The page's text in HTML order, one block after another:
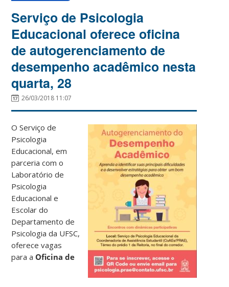
Serviço de Psicologia
Educacional oferece oficina
de autogerenciamento de
desempenho acadêmico nesta
quarta, 28
26/03/2018 11:07
O Serviço de
Psicologia
Educacional, em
parceria com o
Laboratório de
Psicologia
Educacional e
Escolar do
Departamento de
Psicologia da UFSC,
oferece vagas
para a Oficina de